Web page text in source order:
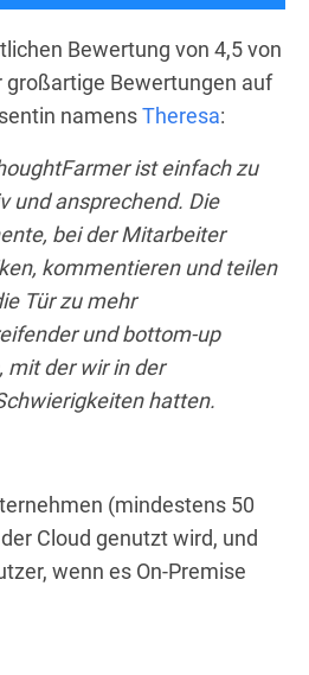
Bewertung von 4,5 von
großartige Bewertungen auf
namensTheresa:
ist einfach zu
und ansprechend. Die
bei der Mitarbeiter
kommentieren und teilen
Tür zu mehr
und bottom-up
mit der wir in der
hatten.
(mindestens 50
Cloud genutzt wird, und
wenn es On-Premise